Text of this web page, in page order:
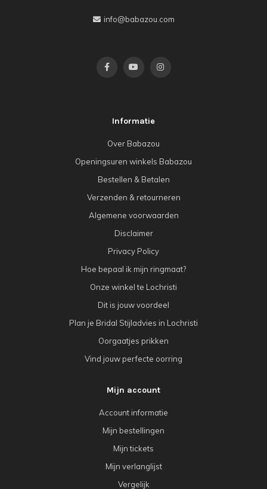
info@babazou.com
Informatie
Over Babazou
Openingsuren winkels Babazou
Bestellen & Betalen
Verzenden & retourneren
Algemene voorwaarden
Disclaimer
Privacy Policy
Hoe bepaal ik mijn ringmaat?
Onze winkel te Lochristi
Dit is jouw voordeel
Plan je Bridal Stijladvies in Lochristi
Oorgaatjes prikken
Vind jouw perfecte oorring
Mijn account
Account informatie
Mijn bestellingen
Mijn tickets
Mijn verlanglijst
Vergelijk